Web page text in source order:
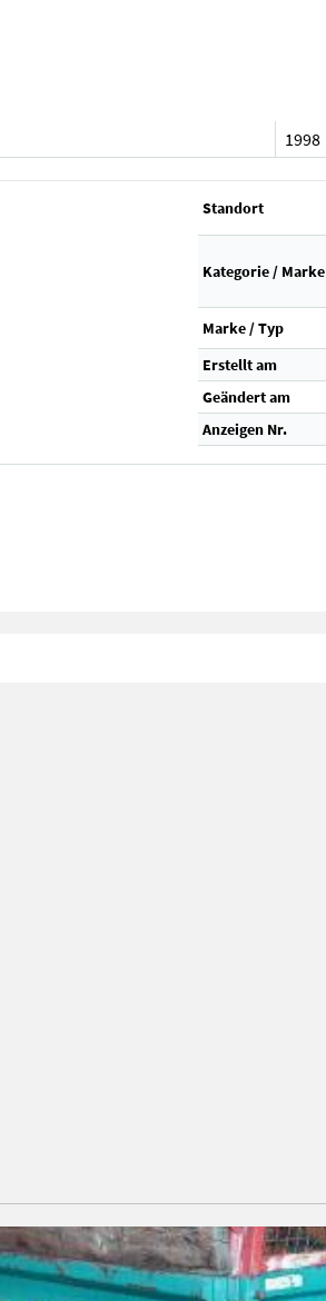
1998
Standort
Kategorie / Marke
Marke / Typ
Erstellt am
Geändert am
Anzeigen Nr.